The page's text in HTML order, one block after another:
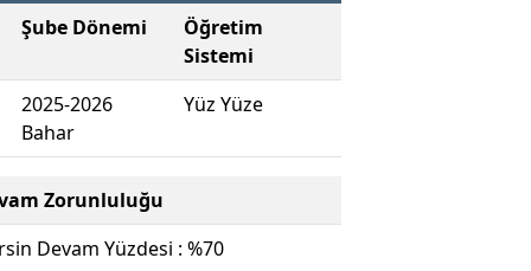
Şube Dönemi
Öğretim
Sistemi
2025-2026
Bahar
Yüz Yüze
Zorunluluğu
Devam Yüzdesi : %70